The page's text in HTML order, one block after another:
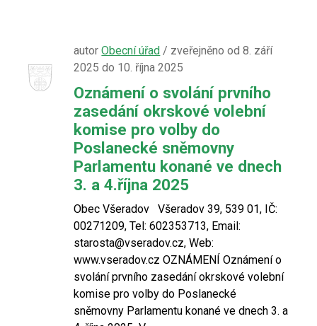
autorObecní úřad / zveřejněno od 8. září
2025 do 10. října 2025
Oznámení o svolání prvního
zasedání okrskové volební
komise pro volby do
Poslanecké sněmovny
Parlamentu konané ve dnech
3. a 4.října 2025
Obec Všeradov Všeradov 39, 539 01, IČ:
00271209, Tel: 602353713, Email:
starosta@vseradov.cz, Web:
www.vseradov.cz OZNÁMENÍ Oznámení o
svolání prvního zasedání okrskové volební
komise pro volby do Poslanecké
sněmovny Parlamentu konané ve dnech 3. a